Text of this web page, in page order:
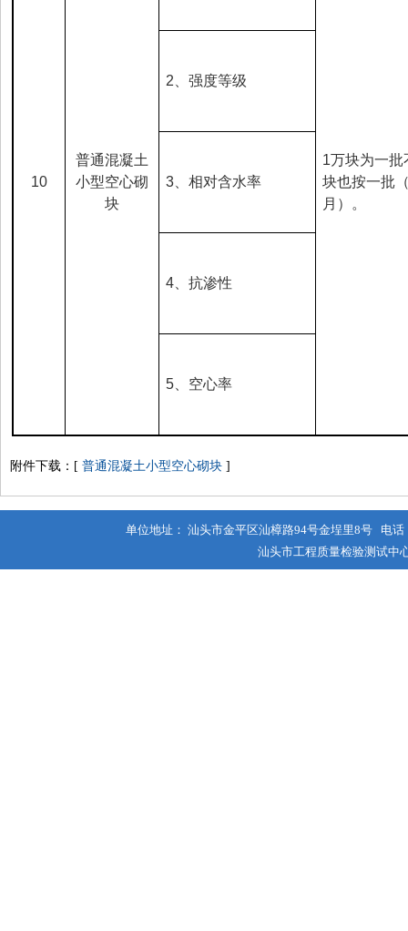
10
普通混凝土
小型空心砌
块
1万块为一批
块也按一批
月）。
2、强度等级
3、相对含水率
4、抗渗性
5、空心率
附件下载：[ 普通混凝土小型空心砌块 ]
单位地址： 汕头市金平区汕樟路94号金埕里8号 电
汕头市工程质量检验测试